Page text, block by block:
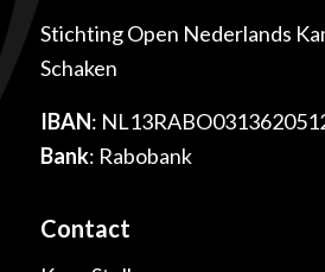
Stichting Open Nederlands
Schaken
IBAN:
Bank: Rabobank
Contact